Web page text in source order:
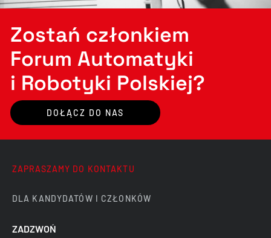
Zostań członkiem
Forum Automatyki
i Robotyki Polskiej?
DOŁĄCZ DO NAS
ZAPRASZAMY DO KONTAKTU
DLA KANDYDATÓW I CZŁONKÓW
ZADZWOŃ